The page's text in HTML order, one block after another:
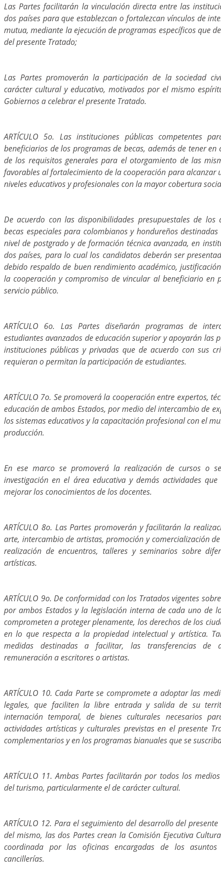
Las Partes facilitarán la vinculación directa entre las
dos países para que establezcan o fortalezcan vínculos de
mutua, mediante la ejecución de programas específicos que
del presente Tratado;
Las Partes promoverán la participación de la sociedad
carácter cultural y educativo, motivados por el mismo
Gobiernos a celebrar el presente Tratado.
ARTÍCULO 5o. Las instituciones públicas competentes
beneficiarios de los programas de becas, además de tener
de los requisitos generales para el otorgamiento de las
favorables al fortalecimiento de la cooperación para alcanzar
niveles educativos y profesionales con la mayor cobertura
De acuerdo con las disponibilidades presupuestales de los
becas especiales para colombianos y hondureños
nivel de postgrado y de formación técnica avanzada, en
dos países, para lo cual los candidatos deberán ser
debido respaldo de buen rendimiento académico,
la cooperación y compromiso de vincular al beneficiario en
servicio público.
ARTÍCULO 6o. Las Partes diseñarán programas de
estudiantes avanzados de educación superior y apoyarán las
instituciones públicas y privadas que de acuerdo con sus
requieran o permitan la participación de estudiantes.
ARTÍCULO 7o. Se promoverá la cooperación entre expertos,
educación de ambos Estados, por medio del intercambio de
los sistemas educativos y la capacitación profesional con el
producción.
En ese marco se promoverá la realización de cursos o
investigación en el área educativa y demás actividades
mejorar los conocimientos de los docentes.
ARTÍCULO 8o. Las Partes promoverán y facilitarán la
arte, intercambio de artistas, promoción y comercialización
realización de encuentros, talleres y seminarios sobre
artísticas.
ARTÍCULO 9o. De conformidad con los Tratados vigentes
por ambos Estados y la legislación interna de cada uno de
comprometen a proteger plenamente, los derechos de los
en lo que respecta a la propiedad intelectual y artística.
medidas destinadas a facilitar, las transferencias de
remuneración a escritores o artistas.
ARTÍCULO 10. Cada Parte se compromete a adoptar las
legales, que faciliten la libre entrada y salida de su
internación temporal, de bienes culturales necesarios
actividades artísticas y culturales previstas en el presente
complementarios y en los programas bianuales que se
ARTÍCULO 11. Ambas Partes facilitarán por todos los
del turismo, particularmente el de carácter cultural.
ARTÍCULO 12. Para el seguimiento del desarrollo del
del mismo, las dos Partes crean la Comisión Ejecutiva
coordinada por las oficinas encargadas de los
cancillerías.